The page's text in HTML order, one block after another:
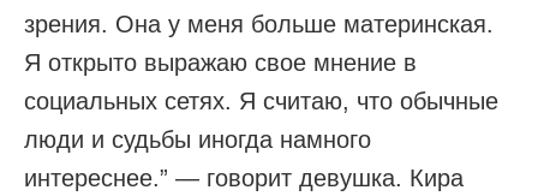
зрения. Она у меня больше материнская.
Я открыто выражаю свое мнение в
социальных сетях. Я считаю, что обычные
люди и судьбы иногда намного
интереснее.” — говорит девушка. Кира